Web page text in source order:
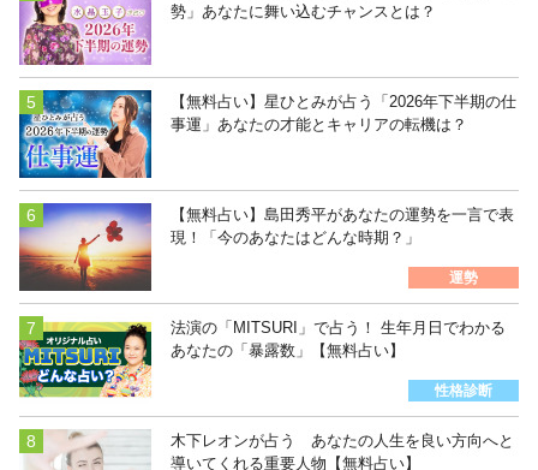
勢」あなたに舞い込むチャンスとは？
【無料占い】星ひとみが占う「2026年下半期の仕
事運」あなたの才能とキャリアの転機は？
【無料占い】島田秀平があなたの運勢を一言で表
現！「今のあなたはどんな時期？」
運勢
法演の「MITSURI」で占う！ 生年月日でわかる
あなたの「暴露数」【無料占い】
性格診断
木下レオンが占う あなたの人生を良い方向へと
導いてくれる重要人物【無料占い】